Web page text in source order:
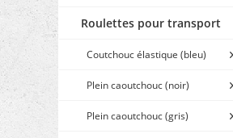
Roulettes pour transport
Coutchouc élastique (bleu)
Plein caoutchouc (noir)
Plein caoutchouc (gris)